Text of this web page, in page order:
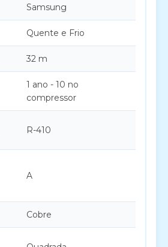
Samsung
Quente e Frio
32 m
1 ano - 10 no
compressor
R-410
A
Cobre